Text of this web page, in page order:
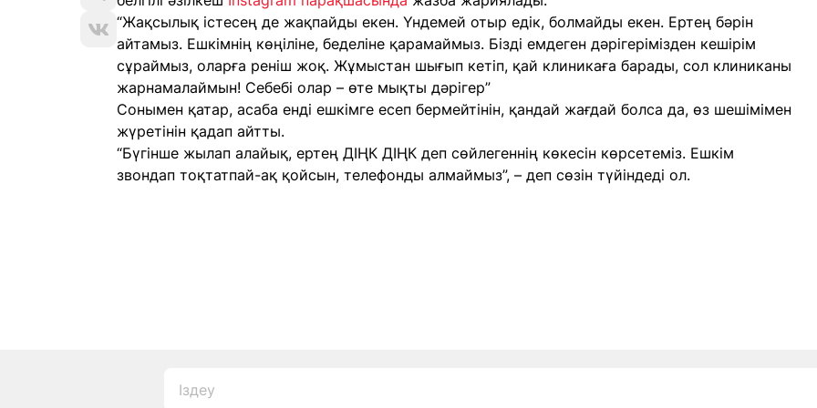
“Жақсылық істесең де жақпайды екен. Үндемей отыр едік, болмайды екен. Ертең бәрін
айтамыз. Ешкімнің көңіліне, беделіне қарамаймыз. Бізді емдеген дәрігерімізден кешірім
сұраймыз, оларға реніш жоқ. Жұмыстан шығып кетіп, қай клиникаға барады, сол клиниканы
жарнамалаймын! Себебі олар – өте мықты дәрігер”
Сонымен қатар, асаба енді ешкімге есеп бермейтінін, қандай жағдай болса да, өз шешімімен
жүретінін қадап айтты.
“Бүгінше жылап алайық, ертең ДІҢК ДІҢК деп сөйлегеннің көкесін көрсетеміз. Ешкім
звондап тоқтатпай-ақ қойсын, телефонды алмаймыз”, – деп сөзін түйіндеді ол.